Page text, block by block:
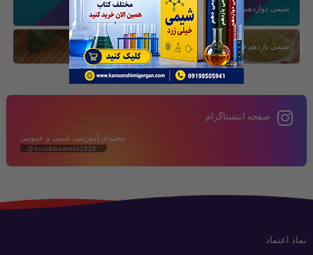
شیمی دوازدهم بخش سوم
شیمی یازدهم فصل دوم
صفحه اینستاگرام
محتوای آموزشی شیمی و عمومی
@ostadmomeni2020
نماد اعتماد